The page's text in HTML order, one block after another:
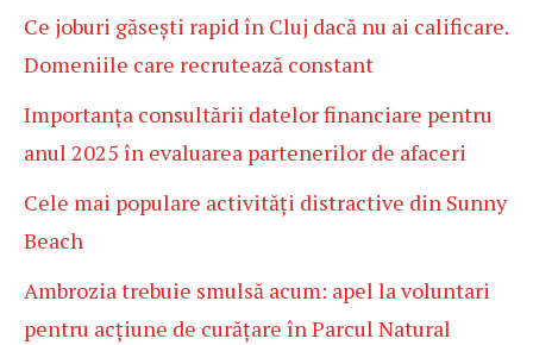
Ce joburi găsești rapid în Cluj dacă nu ai calificare.
Domeniile care recrutează constant
Importanța consultării datelor financiare pentru
anul 2025 în evaluarea partenerilor de afaceri
Cele mai populare activități distractive din Sunny
Beach
Ambrozia trebuie smulsă acum: apel la voluntari
pentru acțiune de curățare în Parcul Natural